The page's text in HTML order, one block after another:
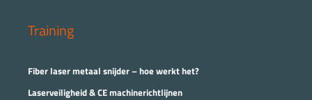
Training
Fiber laser metaal snijder – hoe werkt het?
Laserveiligheid & CE machinerichtlijnen